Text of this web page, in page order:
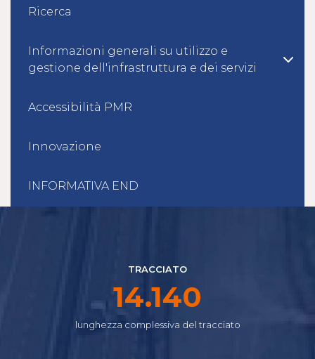
Ricerca
Informazioni generali su utilizzo e
gestione dell'infrastruttura e dei servizi
Accessibilità PMR
Innovazione
INFORMATIVA END
TRACCIATO
16.665
lunghezza complessiva del tracciato